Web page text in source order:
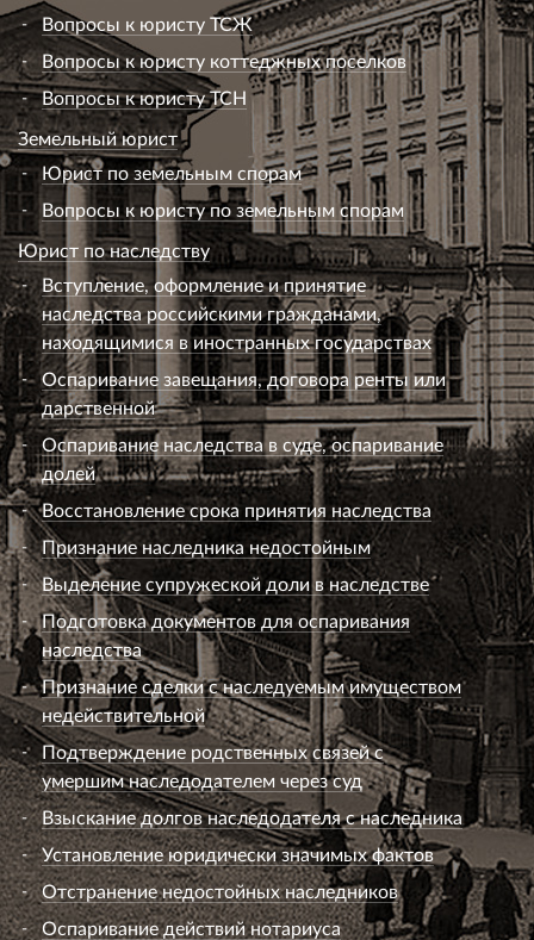
Вопросы к юристу ТСЖ
Вопросы к юристу коттеджных поселков
Вопросы к юристу ТСН
Земельный юрист
Юрист по земельным спорам
Вопросы к юристу по земельным спорам
Юрист по наследству
Вступление, оформление и принятие
наследства российскими гражданами,
находящимися в иностранных государствах
Оспаривание завещания, договора ренты или
дарственной
Оспаривание наследства в суде, оспаривание
долей
Восстановление срока принятия наследства
Признание наследника недостойным
Выделение супружеской доли в наследстве
Подготовка документов для оспаривания
наследства
Признание сделки с наследуемым имуществом
недействительной
Подтверждение родственных связей с
умершим наследодателем через суд
Взыскание долгов наследодателя с наследника
Установление юридически значимых фактов
Отстранение недостойных наследников
Оспаривание действий нотариуса